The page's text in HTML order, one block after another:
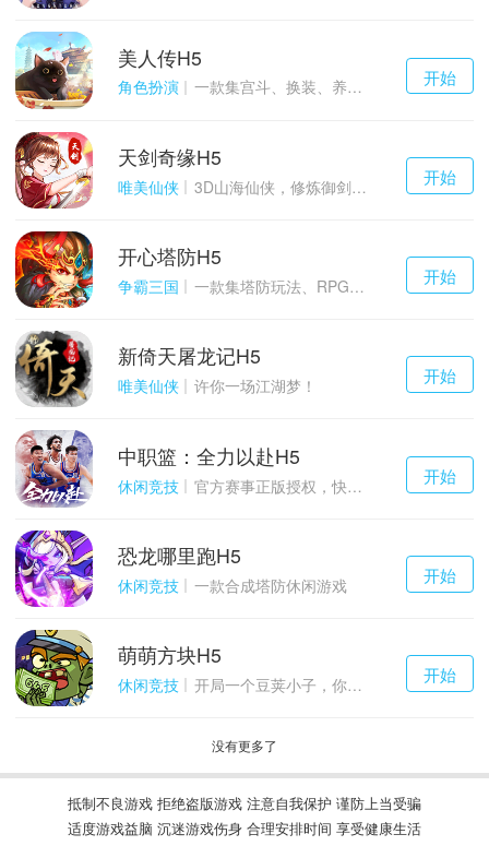
千百度h5
游戏
开始
美人传H5
角色扮演 一款集宫斗、换装、养成等于一体的古装宫廷恋爱手游
千百度h5
游戏
开始
天剑奇缘H5
唯美仙侠 3D山海仙侠，修炼御剑情缘
千百度h5
游戏
开始
开心塔防H5
争霸三国 一款集塔防玩法、RPG策略、卡牌养成于一体的轻度H5游戏
千百度h5
游戏
开始
新倚天屠龙记H5
唯美仙侠 许你一场江湖梦！
千百度h5
游戏
开始
中职篮：全力以赴H5
休闲竞技 官方赛事正版授权，快来打造属于自己的传奇吧~
千百度h5
游戏
开始
恐龙哪里跑H5
休闲竞技 一款合成塔防休闲游戏
千百度h5
游戏
开始
萌萌方块H5
休闲竞技 开局一个豆荚小子，你能坚持到几关？
没有更多了
抵制不良游戏 拒绝盗版游戏 注意自我保护 谨防上当受骗
适度游戏益脑 沉迷游戏伤身 合理安排时间 享受健康生活